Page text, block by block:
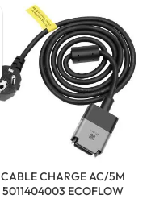
CABLE CHARGE AC/5M
5011404003 ECOFLOW